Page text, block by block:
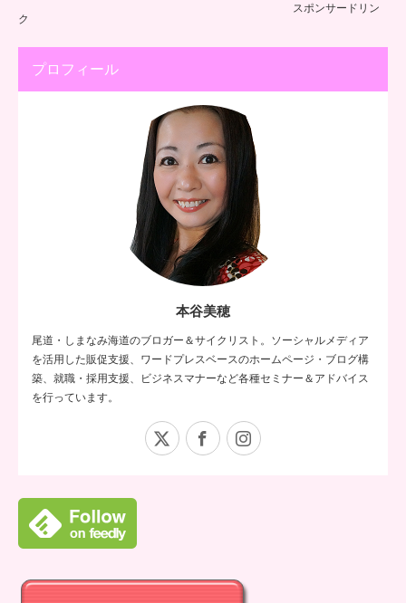
スポンサードリン
ク
プロフィール
本谷美穂
尾道・しまなみ海道のブロガー＆サイクリスト。ソーシャルメディア
を活用した販促支援、ワードプレスベースのホームページ・ブログ構
築、就職・採用支援、ビジネスマナーなど各種セミナー＆アドバイス
を行っています。
Facebook